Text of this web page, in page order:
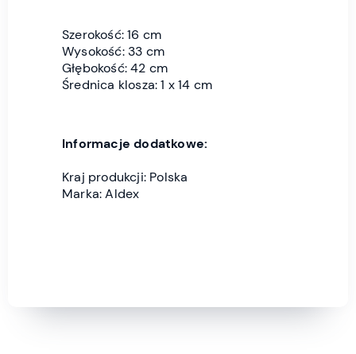
Szerokość: 16 cm
Wysokość: 33 cm
Głębokość: 42 cm
Średnica klosza: 1 x 14 cm
Informacje dodatkowe:
Kraj produkcji: Polska
Marka: Aldex